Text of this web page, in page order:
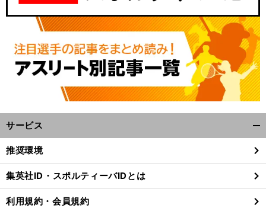
サービス
閉
る
推奨環境
集英社ID・スポルティーバIDとは
利用規約・会員規約